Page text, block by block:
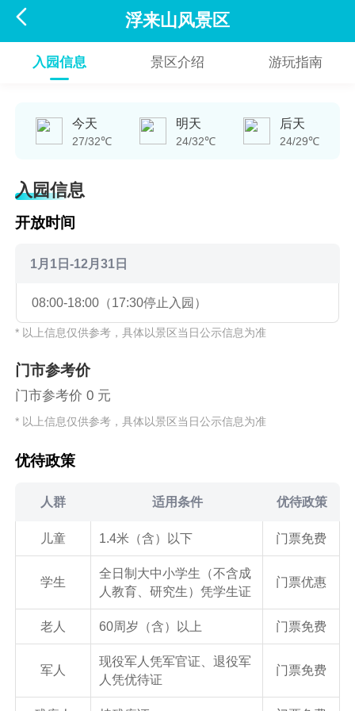
 浮来山风景区
入园信息 景区介绍 游玩指南
今天
27/32℃
明天
24/32℃
后天
24/29℃
入园信息
开放时间
1月1日-12月31日
08:00-18:00（17:30停止入园）
* 以上信息仅供参考，具体以景区当日公示信息为准
门市参考价
门市参考价 0 元
* 以上信息仅供参考，具体以景区当日公示信息为准
优待政策
人群 适用条件 优待政策
儿童 1.4米（含）以下 门票免费
学生
全日制大中小学生（不含成
人教育、研究生）凭学生证
门票优惠
老人 60周岁（含）以上 门票免费
军人
现役军人凭军官证、退役军
人凭优待证
门票免费